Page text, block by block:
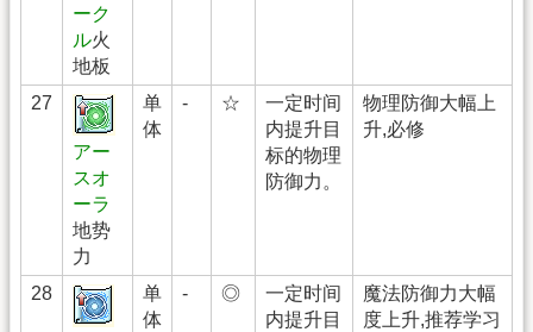
ーク
ル火
地板
27
アー
スオ
ーラ
地势
力
单
体
- ☆
一定时间
内提升目
标的物理
防御力。
物理防御大幅上
升,必修
28
单
体
- ◎
一定时间
内提升目
魔法防御力大幅
度上升,推荐学习